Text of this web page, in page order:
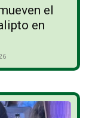
el
en